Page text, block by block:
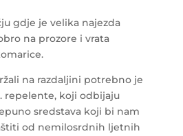
gdje je velika najezda
na prozore i vrata
na razdaljini potrebno je
repelente, koji odbijaju
sredstava koji bi nam
od nemilosrdnih ljetnih